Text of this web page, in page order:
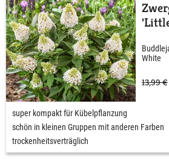
White
13,99 €
super kompakt für Kübelpflanzung
schön in kleinen Gruppen mit anderen Farben
trockenheitsverträglich